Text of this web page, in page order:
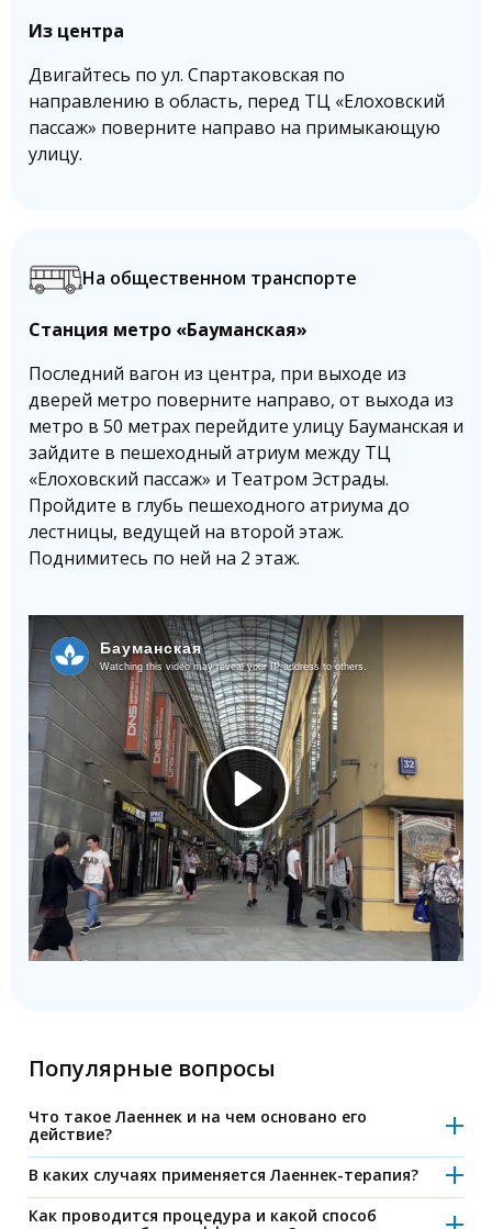
Из центра
Двигайтесь по ул. Спартаковская по
направлению в область, перед ТЦ «Елоховский
пассаж» поверните направо на примыкающую
улицу.
На общественном транспорте
Станция метро «Бауманская»
Последний вагон из центра, при выходе из
дверей метро поверните направо, от выхода из
метро в 50 метрах перейдите улицу Бауманская и
зайдите в пешеходный атриум между ТЦ
«Елоховский пассаж» и Театром Эстрады.
Пройдите в глубь пешеходного атриума до
лестницы, ведущей на второй этаж.
Поднимитесь по ней на 2 этаж.
Популярные вопросы
Что такое Лаеннек и на чем основано его
действие?
Лаеннек — это препарат, созданный на основе
гидролизата плаценты человека. Он содержит
биологически активные вещества: аминокислоты,
В каких случаях применяется Лаеннек-терапия?
Препарат применяется при хронических заболеваниях
Как проводится процедура и какой способ